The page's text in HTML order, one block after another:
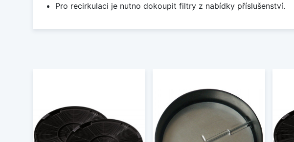
Pro recirkulaci je nutno dokoupit filtry z nabídky příslušenství.